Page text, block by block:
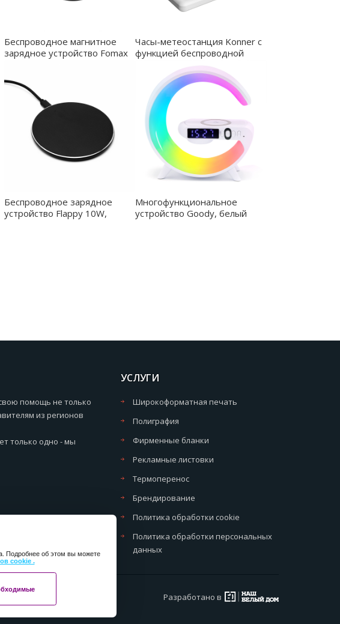
Подробнее об этом вы можете
cookie .
Беспроводное магнитное
зарядное устройство Fomax
Часы-метеостанция Konner с
функцией беспроводной
зарядки - 7014.01
Беспроводное зарядное
устройство Flappy 10W,
Многофункциональное
устройство Goody, белый
помощь не только
из регионов
только одно - мы
УСЛУГИ
Широкоформатная печать
Полиграфия
Фирменные бланки
Рекламные листовки
Термоперенос
Брендирование
Политика обработки cookie
Политика обработки персональных
данных
Разработано в